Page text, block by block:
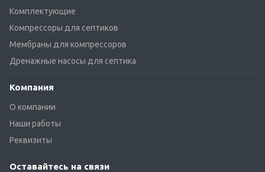
Комплектующие
Компрессоры для септиков
Мембраны для компрессоров
Дренажные насосы для септика
Компания
О компании
Наши работы
Реквизиты
Оставайтесь на связи